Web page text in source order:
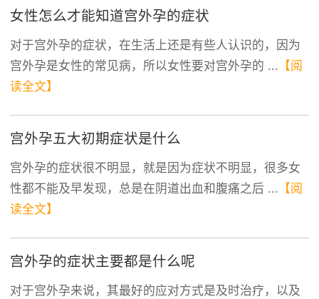
女性怎么才能知道宫外孕的症状
对于宫外孕的症状，在生活上还是有些人认识的，因为
宫外孕是女性的常见病，所以女性要对宫外孕的 ... 【阅
读全文】
宫外孕五大初期症状是什么
宫外孕的症状很不明显，就是因为症状不明显，很多女
性都不能及早发现，总是在阴道出血和腹痛之后 ... 【阅
读全文】
宫外孕的症状主要都是什么呢
对于宫外孕来说，其最好的应对方式是及时治疗，以及